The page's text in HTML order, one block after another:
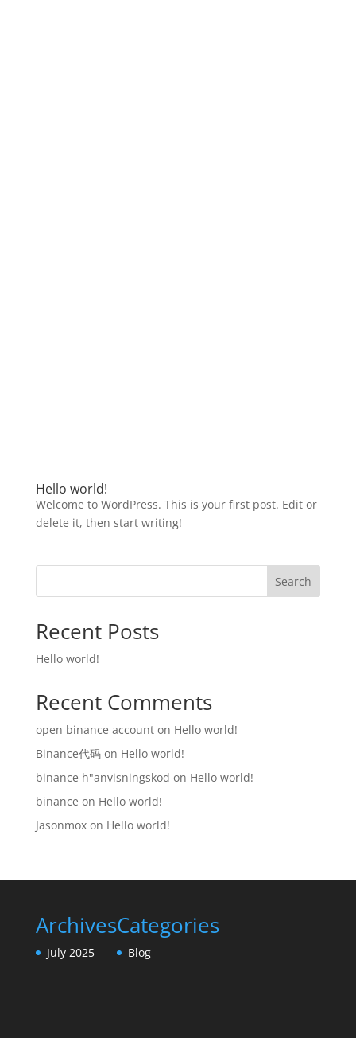
Hello world!
Welcome to WordPress. This is your first post. Edit or
delete it, then start writing!
Search
Recent Posts
Hello world!
Recent Comments
open binance accounton Hello world!
Binance代码on Hello world!
binance h"anvisningskod on Hello world!
binance on Hello world!
Jasonmoxon Hello world!
Archives
July 2025
Categories
Blog